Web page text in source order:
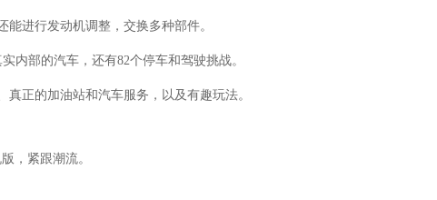
进行发动机调整，交换多种部件。
内部的汽车，还有82个停车和驾驶挑战。
正的加油站和汽车服务，以及有趣玩法。
，紧跟潮流。